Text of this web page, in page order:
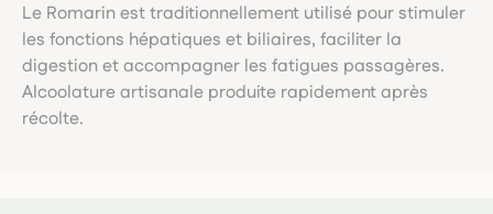
Le Romarin est traditionnellement utilisé pour stimuler
les fonctions hépatiques et biliaires, faciliter la
digestion et accompagner les fatigues passagères.
Alcoolature artisanale produite rapidement après
récolte.